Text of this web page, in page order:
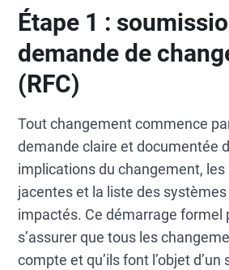
Étape 1 :
demande de
(RFC)
Tout changement commence
demande claire et documentée
implications du changement, les
jacentes et la liste des
impactés. Ce démarrage formel
s’assurer que tous les
compte et qu’ils font l’objet d’un